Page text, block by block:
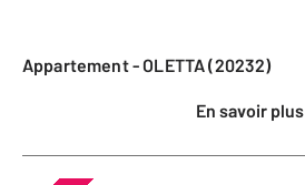
Appartement - OLETTA (20232)
En savoir plus